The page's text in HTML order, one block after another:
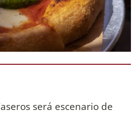
será escenario de